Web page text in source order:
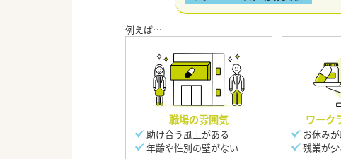
職場の雰囲気
助け合う風土がある
年齢や性別の壁がない
ワーク
お休み
残業が